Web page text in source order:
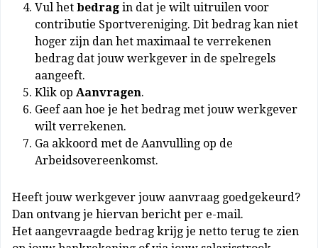
Vul het bedrag in dat je wilt uitruilen voor
contributie Sportvereniging. Dit bedrag kan niet
hoger zijn dan het maximaal te verrekenen
bedrag dat jouw werkgever in de spelregels
aangeeft.
Klik op Aanvragen.
Geef aan hoe je het bedrag met jouw werkgever
wilt verrekenen.
Ga akkoord met de Aanvulling op de
Arbeidsovereenkomst.
Heeft jouw werkgever jouw aanvraag goedgekeurd?
Dan ontvang je hiervan bericht per e-mail.
Het aangevraagde bedrag krijg je netto terug te zien